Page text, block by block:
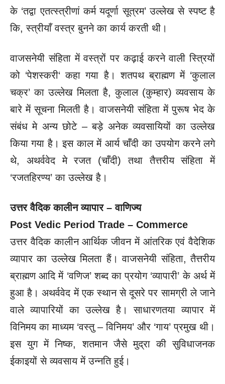
के ‘तद्वा एतत्स्त्रीणां कर्म यदूर्णा सूत्रम’ उल्लेख से स्पष्ट है
कि, स्त्रीयाँ वस्त्र बुनने का कार्य करती थी।
वाजसनेयी संहिता में वस्त्रों पर कढ़ाई करने वाली स्त्रियों
को ‘पेशस्करी‘ कहा गया है। शतपथ ब्राह्मण में ‘कुलाल
चक्र’ का उल्लेख मिलता है, कुलाल (कुम्हार) व्यवसाय के
बारे में सूचना मिलती है। वाजसनेयी संहिता में पुरूष भेद के
संबंध मे अन्य छोटे – बड़े अनेक व्यवसायियों का उल्लेख
किया गया है। इस काल में आर्य चाँदी का उपयोग करने लगे
थे, अथर्ववेद मे रजत (चाँदी) तथा तैत्तरीय संहिता में
‘रजतहिरण्य’ का उल्लेख है।
उत्तर वैदिक कालीन व्यापार – वाणिज्य
Post Vedic Period Trade – Commerce
उत्तर वैदिक कालीन आर्थिक जीवन में आंतरिक एवं वैदेशिक
व्यापार का उल्लेख मिलता हैं। वाजसनेयी संहिता, तैत्तरीय
ब्राह्मण आदि में ‘वणिज’ शब्द का प्रयोग ‘व्यापारी’ के अर्थ में
हुआ है। अथर्ववेद में एक स्थान से दूसरे पर सामग्री ले जाने
वाले व्यापारियों का उल्लेख है। साधारणतया व्यापार में
विनिमय का माध्यम ‘वस्तु – विनिमय’ और ‘गाय’ प्रमुख थी।
इस युग में निष्क, शतमान जैसे मुद्रा की सुविधाजनक
ईकाइयों से व्यवसाय में उन्नति हुई।